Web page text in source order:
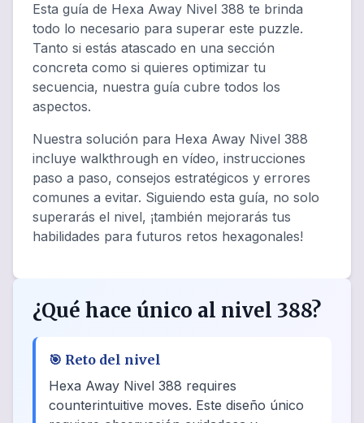
Esta guía de Hexa Away Nivel 388 te brinda
todo lo necesario para superar este puzzle.
Tanto si estás atascado en una sección
concreta como si quieres optimizar tu
secuencia, nuestra guía cubre todos los
aspectos.
Nuestra solución para Hexa Away Nivel 388
incluye walkthrough en vídeo, instrucciones
paso a paso, consejos estratégicos y errores
comunes a evitar. Siguiendo esta guía, no solo
superarás el nivel, ¡también mejorarás tus
habilidades para futuros retos hexagonales!
¿Qué hace único al nivel 388?
🎯 Reto del nivel
Hexa Away Nivel 388 requires
counterintuitive moves. Este diseño único